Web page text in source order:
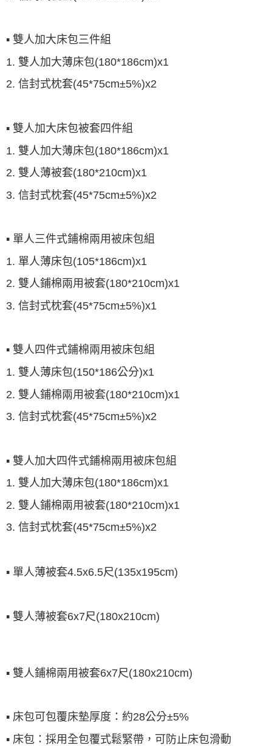
▪ 雙人加大床包三件組
1. 雙人加大薄床包(180*186cm)x1
2. 信封式枕套(45*75cm±5%)x2
▪ 雙人加大床包被套四件組
1. 雙人加大薄床包(180*186cm)x1
2. 雙人薄被套(180*210cm)x1
3. 信封式枕套(45*75cm±5%)x2
▪ 單人三件式鋪棉兩用被床包組
1. 單人薄床包(105*186cm)x1
2. 雙人鋪棉兩用被套(180*210cm)x1
3. 信封式枕套(45*75cm±5%)x1
▪ 雙人四件式鋪棉兩用被床包組
1. 雙人薄床包(150*186公分)x1
2. 雙人鋪棉兩用被套(180*210cm)x1
3. 信封式枕套(45*75cm±5%)x2
▪ 雙人加大四件式鋪棉兩用被床包組
1. 雙人加大薄床包(180*186cm)x1
2. 雙人鋪棉兩用被套(180*210cm)x1
3. 信封式枕套(45*75cm±5%)x2
▪ 單人薄被套4.5x6.5尺(135x195cm)
▪ 雙人薄被套6x7尺(180x210cm)
▪ 雙人鋪棉兩用被套6x7尺(180x210cm)
▪ 床包可包覆床墊厚度：約28公分±5%
▪ 床包：採用全包覆式鬆緊帶，可防止床包滑動